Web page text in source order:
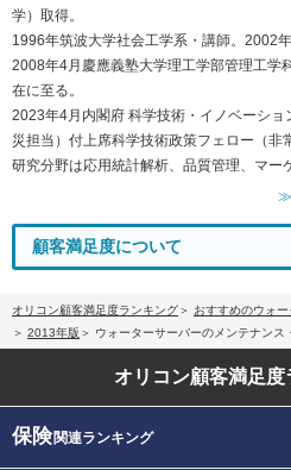
学）取得。
1996年筑波大学社会工学系・講師。2002年
2008年4月慶應義塾大学理工学部管理工学
在に至る。
2023年4月内閣府 科学技術・イノベーシ
災担当）付上席科学技術政策フェロー（非
研究分野は応用統計解析、品質管理、マー
≫
顧客満足度について
オリコン顧客満足度ランキング
おすすめのウォ
2013年版
ウォーターサーバーのメンテナンス
オリコン顧客満足度
保険関連ランキング